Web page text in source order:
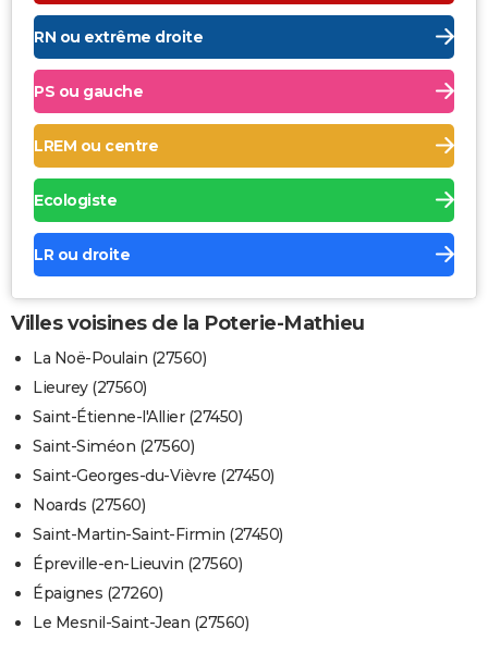
RN ou extrême droite
PS ou gauche
LREM ou centre
Ecologiste
LR ou droite
Villes voisines de la Poterie-Mathieu
La Noë-Poulain (27560)
Lieurey (27560)
Saint-Étienne-l'Allier (27450)
Saint-Siméon (27560)
Saint-Georges-du-Vièvre (27450)
Noards (27560)
Saint-Martin-Saint-Firmin (27450)
Épreville-en-Lieuvin (27560)
Épaignes (27260)
Le Mesnil-Saint-Jean (27560)